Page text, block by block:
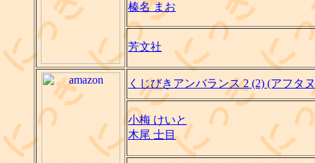
榛名 まお
芳文社
くじびきアンバランス 2 (2) (アフタ
小梅 けいと
木尾 士目